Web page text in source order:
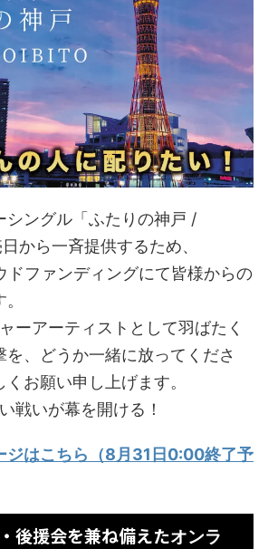
シングル「ふたりの神戸 /
から一斉提供するため、
ドファンディングにて皆様からの
ーアーティストとして羽ばたく
を、どうか一緒に放ってくださ
お願い申し上げます。
戦いが幕を開ける！
ジはこちら（8月31日0:00終了予
後援会を兼ね備えたオンラ